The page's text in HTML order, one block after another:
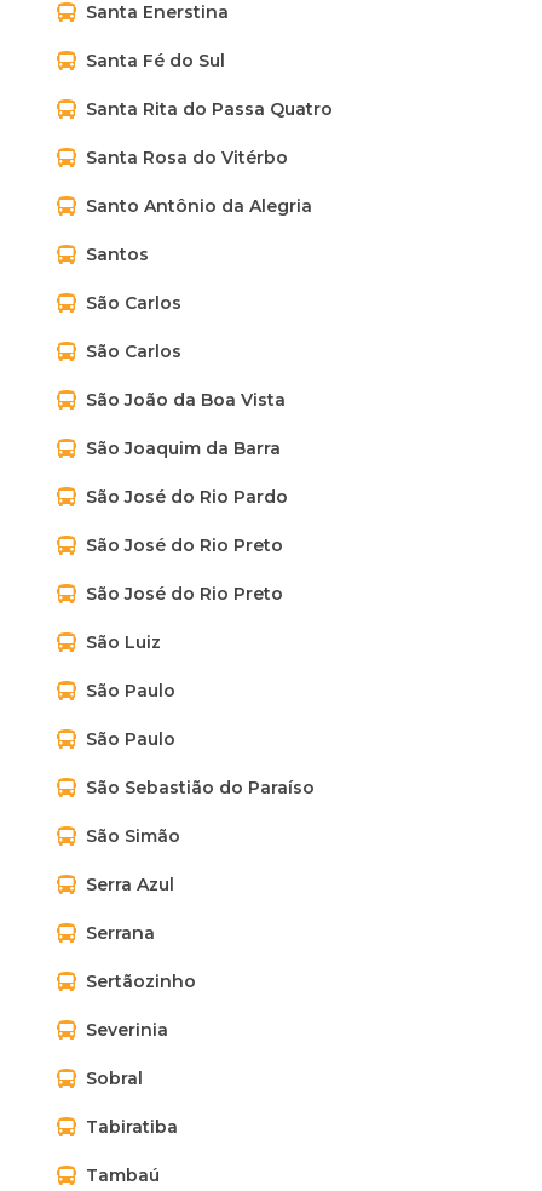
Santa Enerstina
Santa Fé do Sul
Santa Rita do Passa Quatro
Santa Rosa do Vitérbo
Santo Antônio da Alegria
Santos
São Carlos
São Carlos
São João da Boa Vista
São Joaquim da Barra
São José do Rio Pardo
São José do Rio Preto
São José do Rio Preto
São Luiz
São Paulo
São Paulo
São Sebastião do Paraíso
São Simão
Serra Azul
Serrana
Sertãozinho
Severinia
Sobral
Tabiratiba
Tambaú